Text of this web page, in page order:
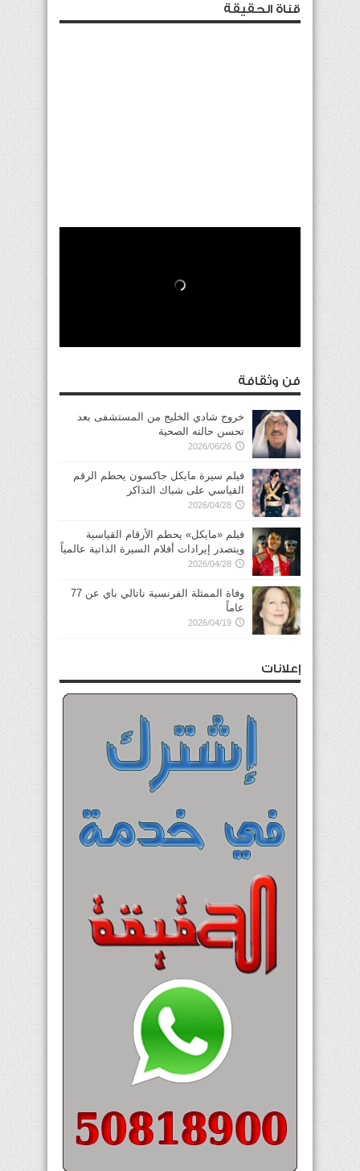
قناة الحقيقة
فن وثقافة
خروج شادي الخليج من المستشفى بعد
تحسن حالته الصحية
2026/06/26
فيلم سيرة مايكل جاكسون يحطم الرقم
القياسي على شباك التذاكر
2026/04/28
فيلم «مايكل» يحطم الأرقام القياسية
ويتصدر إيرادات أفلام السيرة الذاتية عالمياً
2026/04/28
وفاة الممثلة الفرنسية ناتالي باي عن 77
عاماً
2026/04/19
إعلانات